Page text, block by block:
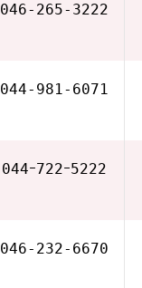
046‐265‐3222
044-981-6071
044ｰ722ｰ5222
046-232-6670